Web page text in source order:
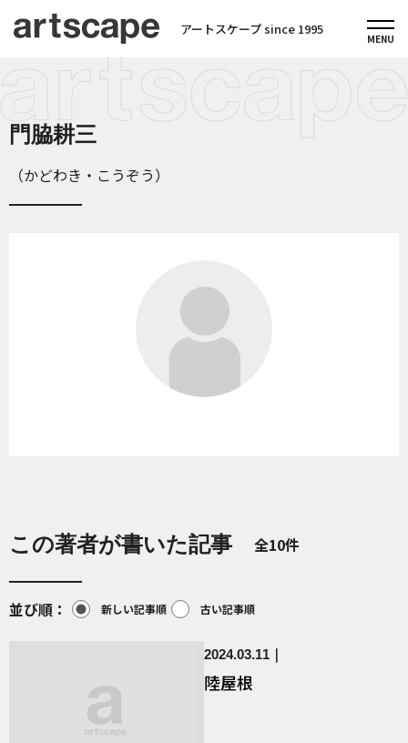
アートスケープ since 1995
門脇耕三
（かどわき・こうぞう）
この著者が書いた記事 全10件
並び順 新しい記事順 古い記事順
2024.03.11
陸屋根